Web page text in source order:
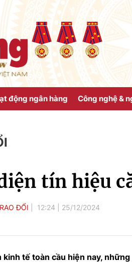
động ngân hàng Công nghệ &
tín hiệu
ĐỔI 12:24 25/12/2024
kinh tế toàn cầu hiện nay,